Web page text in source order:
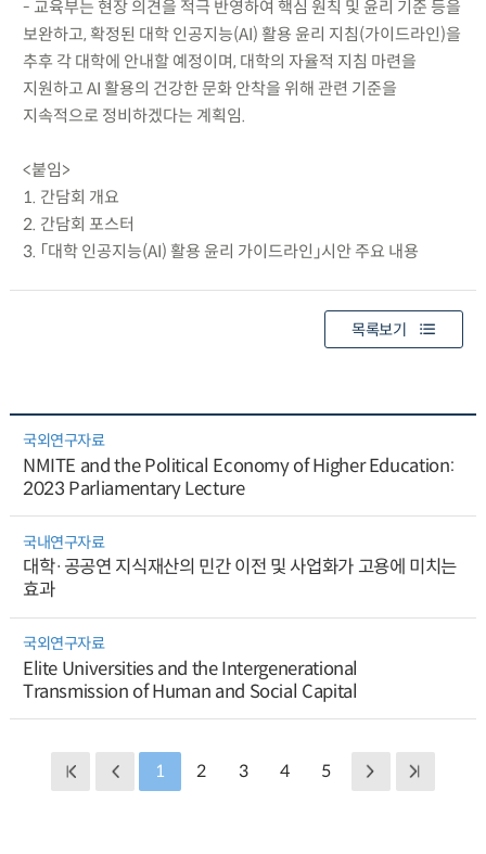
- 교육부는 현장 의견을 적극 반영하여 핵심 원칙 및 윤리 기준 등을
보완하고, 확정된 대학 인공지능(AI) 활용 윤리 지침(가이드라인)을
추후 각 대학에 안내할 예정이며, 대학의 자율적 지침 마련을
지원하고 AI 활용의 건강한 문화 안착을 위해 관련 기준을
지속적으로 정비하겠다는 계획임.
<붙임>
1. 간담회 개요
2. 간담회 포스터
3. 「대학 인공지능(AI) 활용 윤리 가이드라인」시안 주요 내용
목록보기
국외연구자료
NMITE and the Political Economy of Higher Education:
2023 Parliamentary Lecture
국내연구자료
대학·공공연 지식재산의 민간 이전 및 사업화가 고용에 미치는
효과
국외연구자료
Elite Universities and the Intergenerational
Transmission of Human and Social Capital
1 2 3 4 5